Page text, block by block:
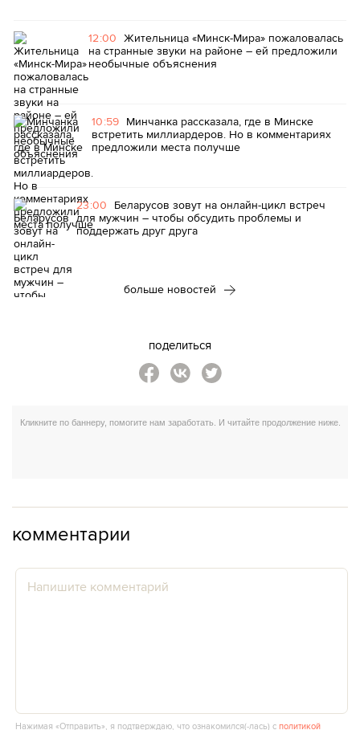
12:00 Жительница «Минск-Мира» пожаловалась
на странные звуки на районе – ей предложили
необычные объяснения
10:59 Минчанка рассказала, где в Минске
встретить миллиардеров. Но в комментариях
предложили места получше
23:00 Беларусов зовут на онлайн-цикл встреч
для мужчин – чтобы обсудить проблемы и
поддержать друг друга
больше новостей
поделиться
комментарии
Нажимая «Отправить», я подтверждаю, что ознакомился(‑лась) сполитикой